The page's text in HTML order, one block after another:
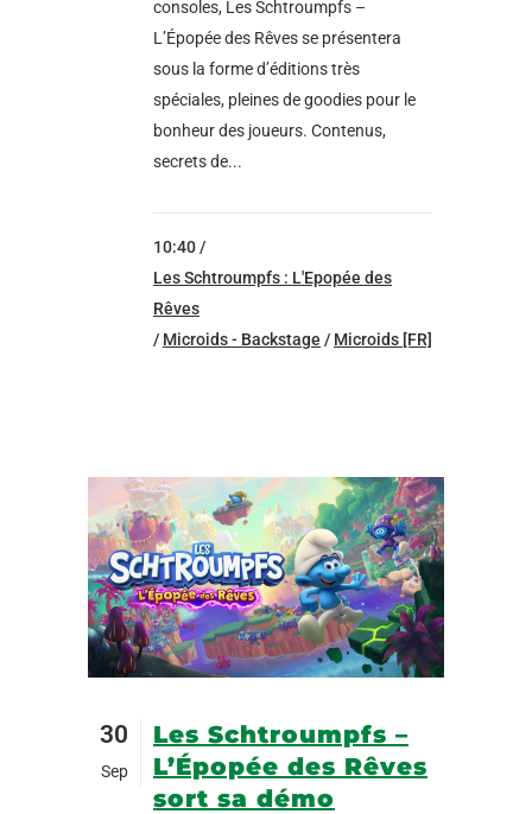
consoles, Les Schtroumpfs –
L’Épopée des Rêves se présentera
sous la forme d’éditions très
spéciales, pleines de goodies pour le
bonheur des joueurs. Contenus,
secrets de...
10:40 /
Les Schtroumpfs : L'Epopée des
Rêves
/ Microids - Backstage / Microids [FR]
30
Sep
Les Schtroumpfs –
L’Épopée des Rêves
sort sa démo